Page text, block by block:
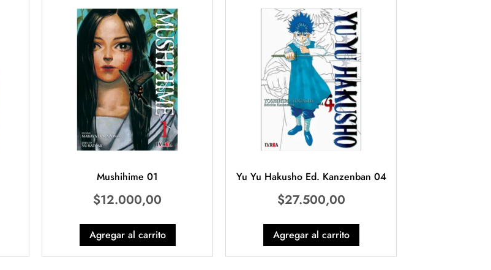
Mushihime 01
$12.000,00
Agregar al carrito
Yu Yu Hakusho Ed. Kanzenban 04
$27.500,00
Agregar al carrito